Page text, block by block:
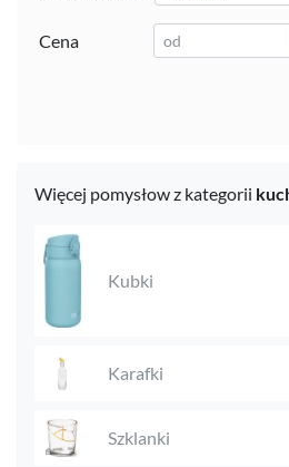
Cena
Więcej pomysłow z kategorii
Kubki
Karafki
Szklanki